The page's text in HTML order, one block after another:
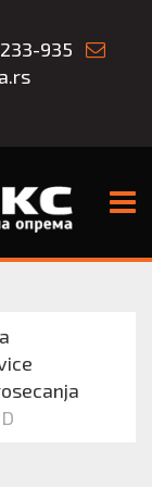
935